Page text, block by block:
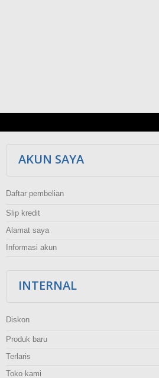
AKUN SAYA
Daftar pembelian
Slip kredit
Alamat saya
Informasi akun
INTERNAL
Diskon
Produk baru
Terlaris
Toko kami